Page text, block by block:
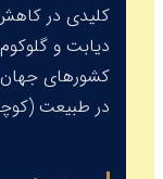
کلیدی در کاهش
دیابت و گلوکوم
کشورهای جهان
در طبیعت